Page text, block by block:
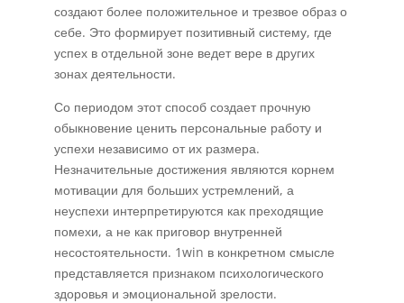
создают более положительное и трезвое образ о
себе. Это формирует позитивный систему, где
успех в отдельной зоне ведет вере в других
зонах деятельности.
Со периодом этот способ создает прочную
обыкновение ценить персональные работу и
успехи независимо от их размера.
Незначительные достижения являются корнем
мотивации для больших устремлений, а
неуспехи интерпретируются как преходящие
помехи, а не как приговор внутренней
несостоятельности. 1win в конкретном смысле
представляется признаком психологического
здоровья и эмоциональной зрелости.